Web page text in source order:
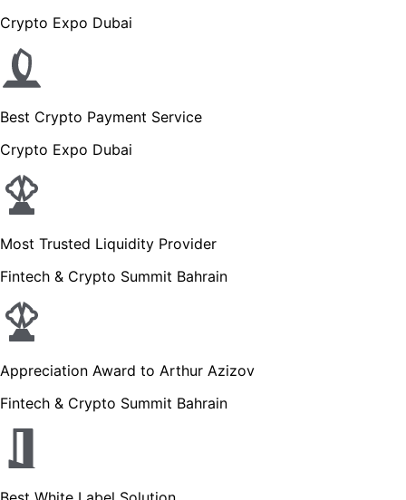
Crypto Expo Dubai
Best Crypto Payment Service
Crypto Expo Dubai
Most Trusted Liquidity Provider
Fintech & Crypto Summit Bahrain
Appreciation Award to Arthur Azizov
Fintech & Crypto Summit Bahrain